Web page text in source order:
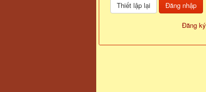
Đăng nhập
Đăng ký